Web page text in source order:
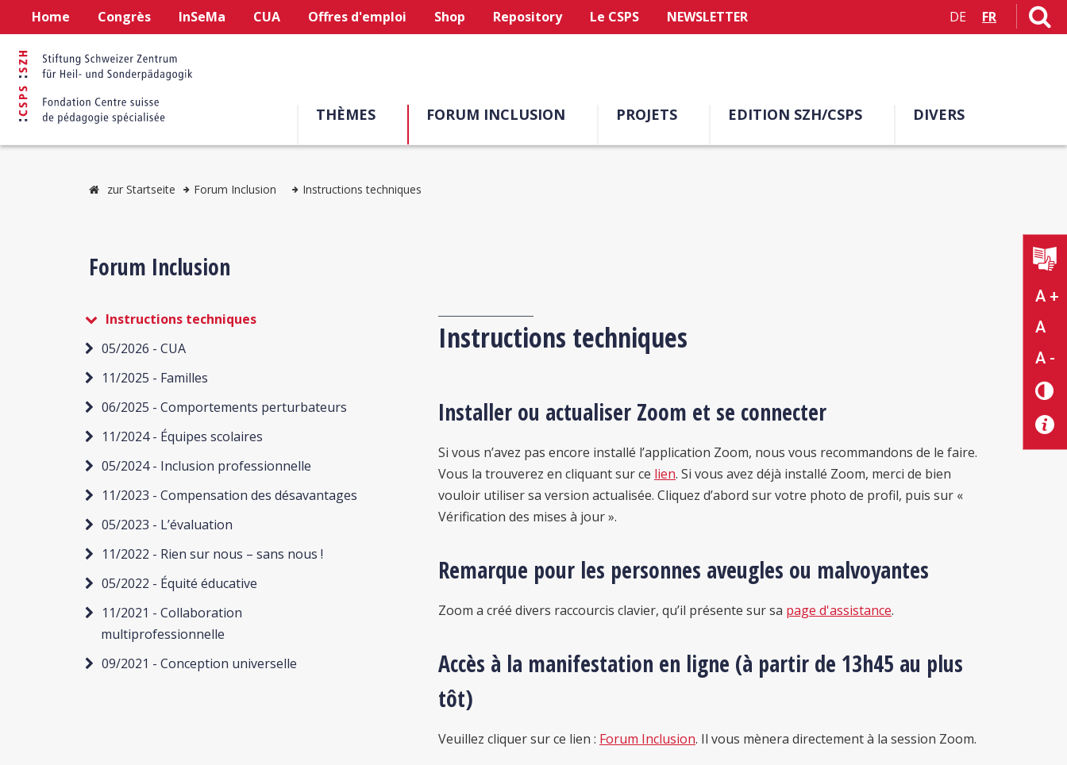
Home Congrès InSeMa CUA Offres d'emploi Shop Repository Le CSPS NEWSLETTER DE FR
THÈMES FORUM INCLUSION PROJETS EDITION SZH/CSPS DIVERS
A +
A
A -
zur Startseite Forum Inclusion Instructions techniques
Forum Inclusion
Instructions techniques
05/2026 - CUA
11/2025 - Familles
06/2025 - Comportements perturbateurs
11/2024 - Équipes scolaires
05/2024 - Inclusion professionnelle
11/2023 - Compensation des désavantages
05/2023 - L’évaluation
11/2022 - Rien sur nous – sans nous !
05/2022 - Équité éducative
11/2021 - Collaboration
multiprofessionnelle
09/2021 - Conception universelle
Instructions techniques
Installer ou actualiser Zoom et se connecter
Si vous n’avez pas encore installé l’application Zoom, nous vous recommandons de le faire.
Vous la trouverez en cliquant sur ce lien. Si vous avez déjà installé Zoom, merci de bien
vouloir utiliser sa version actualisée. Cliquez d’abord sur votre photo de profil, puis sur «
Vérification des mises à jour ».
Remarque pour les personnes aveugles ou malvoyantes
Zoom a créé divers raccourcis clavier, qu’il présente sur sa page d'assistance.
Accès à la manifestation en ligne (à partir de 13h45 au plus
tôt)
Veuillez cliquer sur ce lien : Forum Inclusion. Il vous mènera directement à la session Zoom.